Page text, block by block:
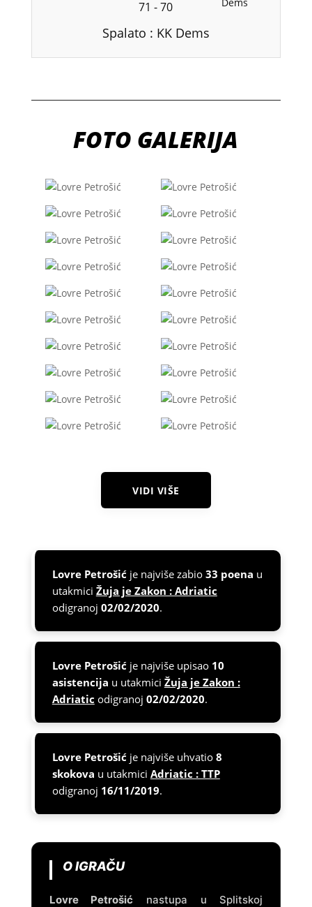
71 -70
Spalato : KK Dems
FOTO GALERIJA
VIDI VIŠE
Lovre Petrošićje najviše zabio 33 poena u
utakmici Žuja je Zakon : Adriatic
odigranoj 02/02/2020.
Lovre Petrošićje najviše upisao 10
asistencija u utakmici Žuja je Zakon :
Adriatic odigranoj 02/02/2020.
Lovre Petrošićje najviše uhvatio 8
skokova u utakmici Adriatic : TTP
odigranoj 16/11/2019.
O IGRAČU
Lovre Petrošić nastupa u Splitskoj